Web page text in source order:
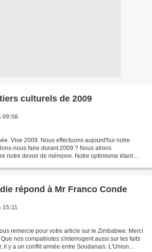
culturels de 2009
09:56
Vive 2009. Nous effectuons aujourd'hui notre
nous faire durant 2009 ? Nous allons
notre devoir de mémoire. Notre optimisme étant
répond à Mr Franco Conde
15:11
remercie pour votre article sur le Zimbabwe. Merci
nos compatriotes s'interrogent aussi sur les faits
il y a un conflit armée entre Soudanais. L'Union